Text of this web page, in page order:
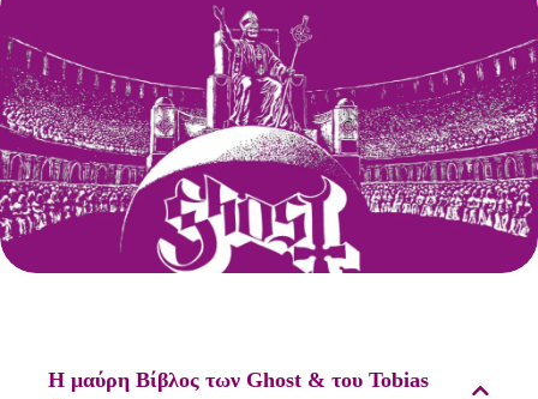
Η μαύρη Βίβλος των Ghost & του Tobias